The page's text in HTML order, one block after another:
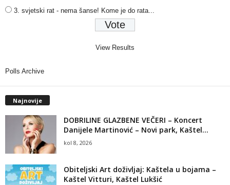
3. svjetski rat - nema šanse! Kome je do rata...
View Results
Polls Archive
Najnovije
DOBRILINE GLAZBENE VEČERI – Koncert
Danijele Martinović – Novi park, Kaštel...
kol 8, 2026
Obiteljski Art doživljaj: Kaštela u bojama –
Kaštel Vitturi, Kaštel Lukšić